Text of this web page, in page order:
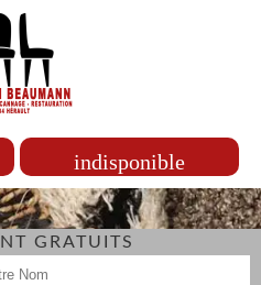
indisponible
GRATUITS